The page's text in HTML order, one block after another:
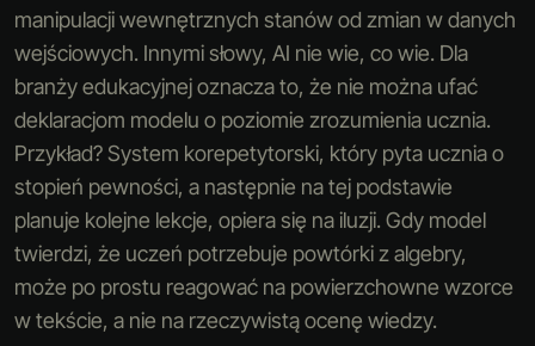
manipulacji wewnętrznych stanów od zmian w danych
wejściowych. Innymi słowy, AI nie wie, co wie. Dla
branży edukacyjnej oznacza to, że nie można ufać
deklaracjom modelu o poziomie zrozumienia ucznia.
Przykład? System korepetytorski, który pyta ucznia o
stopień pewności, a następnie na tej podstawie
planuje kolejne lekcje, opiera się na iluzji. Gdy model
twierdzi, że uczeń potrzebuje powtórki z algebry,
może po prostu reagować na powierzchowne wzorce
w tekście, a nie na rzeczywistą ocenę wiedzy.